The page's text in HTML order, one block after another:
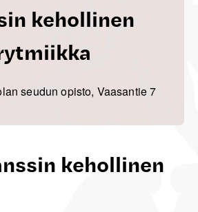
kehollinen
seudun opisto, Vaasantie 7
kehollinen